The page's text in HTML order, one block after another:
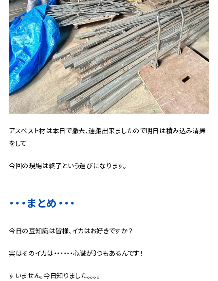
アスベスト材は本日で撤去、運搬出来ましたので明日は積み込み清掃
をして
今回の現場は終了という運びになります。
・・・まとめ・・・
今日の豆知識は皆様、イカはお好きですか？
実はそのイカは・・・・・・心臓が3つもあるんです！
すいません。今日知りました。。。。